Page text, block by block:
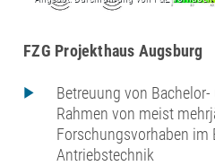
FZG Projekthaus Augsburg
Betreuung von
Rahmen von meist
Forschungsvorhaben im
Antriebstechnik